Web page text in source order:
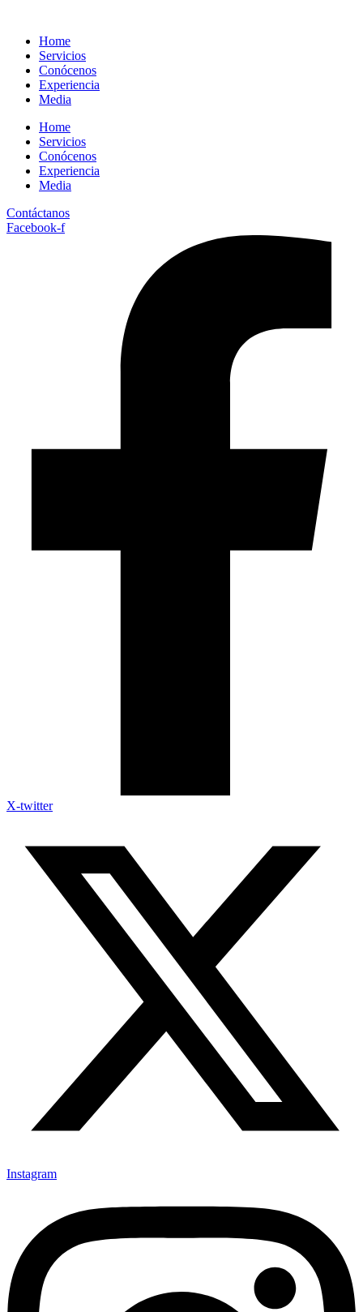
Home
Servicios
Conócenos
Experiencia
Media
Home
Servicios
Conócenos
Experiencia
Media
Contáctanos
Facebook-f
X-twitter
Instagram